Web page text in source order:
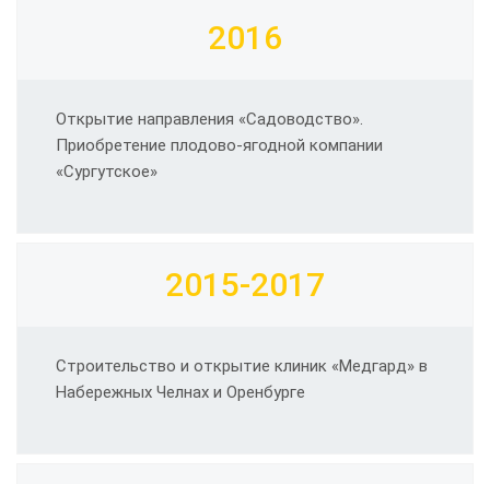
2016
Открытие направления «Садоводство».
Приобретение плодово-ягодной компании
«Сургутское»
2015-2017
Строительство и открытие клиник «Медгард» в
Набережных Челнах и Оренбурге